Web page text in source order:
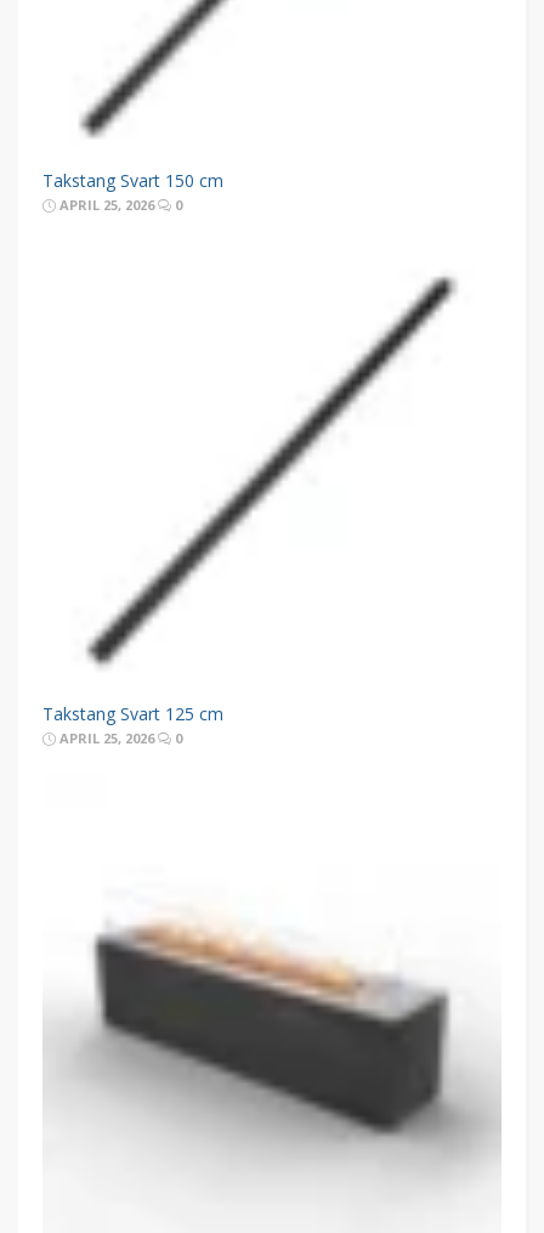
Takstang Svart 150 cm
APRIL 25, 2026 0
Takstang Svart 125 cm
APRIL 25, 2026 0